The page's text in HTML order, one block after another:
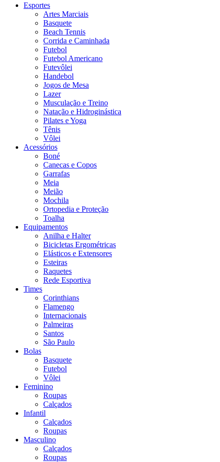
Esportes
Artes Marciais
Basquete
Beach Tennis
Corrida e Caminhada
Futebol
Futebol Americano
Futevôlei
Handebol
Jogos de Mesa
Lazer
Musculação e Treino
Natação e Hidroginástica
Pilates e Yoga
Tênis
Vôlei
Acessórios
Boné
Canecas e Copos
Garrafas
Meia
Meião
Mochila
Ortopedia e Proteção
Toalha
Equipamentos
Anilha e Halter
Bicicletas Ergométricas
Elásticos e Extensores
Esteiras
Raquetes
Rede Esportiva
Times
Corinthians
Flamengo
Internacionais
Palmeiras
Santos
São Paulo
Bolas
Basquete
Futebol
Vôlei
Feminino
Roupas
Calçados
Infantil
Calçados
Roupas
Masculino
Calçados
Roupas